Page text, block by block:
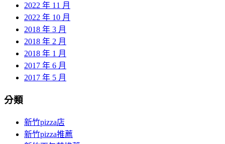
2022 年 11 月
2022 年 10 月
2018 年 3 月
2018 年 2 月
2018 年 1 月
2017 年 6 月
2017 年 5 月
分類
新竹pizza店
新竹pizza推薦